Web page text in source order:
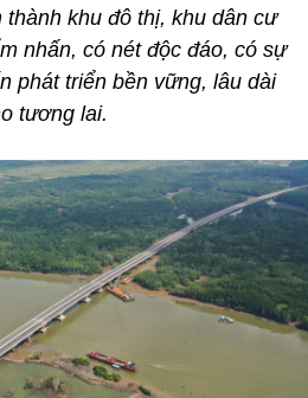
khu đô thị, khu dân cư
nhấn, có nét độc đáo, có sự
phát triển bền vững, lâu dài
tương lai.